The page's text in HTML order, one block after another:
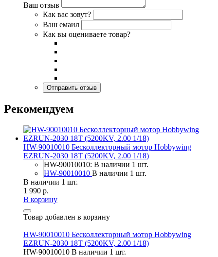
Ваш отзыв
Как вас зовут?
Ваш емаил
Как вы оцениваете товар?
Рекомендуем
HW-90010010 Бесколлекторный мотор Hobbywing
EZRUN-2030 18T (5200KV, 2.00 1/18)
HW-90010010: В наличии 1 шт.
HW-90010010 В наличии 1 шт.
В наличии 1 шт.
1 990 р.
В корзину
Товар добавлен в корзину
HW-90010010 Бесколлекторный мотор Hobbywing
EZRUN-2030 18T (5200KV, 2.00 1/18)
HW-90010010 В наличии 1 шт.